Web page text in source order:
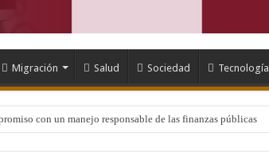
Migración Salud Sociedad Tecnología
con un manejo responsable de las finanzas públicas